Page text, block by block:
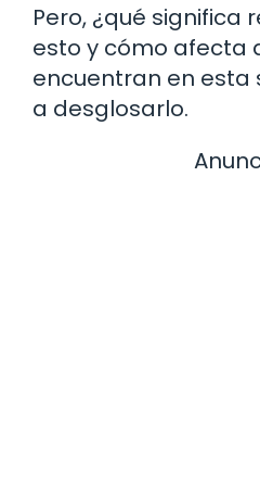
Pero, ¿qué significa
esto y cómo afecta
encuentran en esta
a desglosarlo.